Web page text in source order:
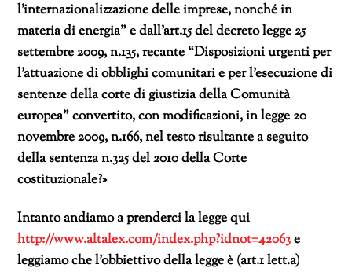
l’internazionalizzazione delle imprese, nonché in
materia di energia” e dall’art.15 del decreto legge 25
settembre 2009, n.135, recante “Disposizioni urgenti per
l’attuazione di obblighi comunitari e per l’esecuzione di
sentenze della corte di giustizia della Comunità
europea” convertito, con modificazioni, in legge 20
novembre 2009, n.166, nel testo risultante a seguito
della sentenza n.325 del 2010 della Corte
costituzionale?»
Intanto andiamo a prenderci la legge qui
http://www.altalex.com/index.php?idnot=42063e
leggiamo che l’obbiettivo della legge è (art.1 lett.a)